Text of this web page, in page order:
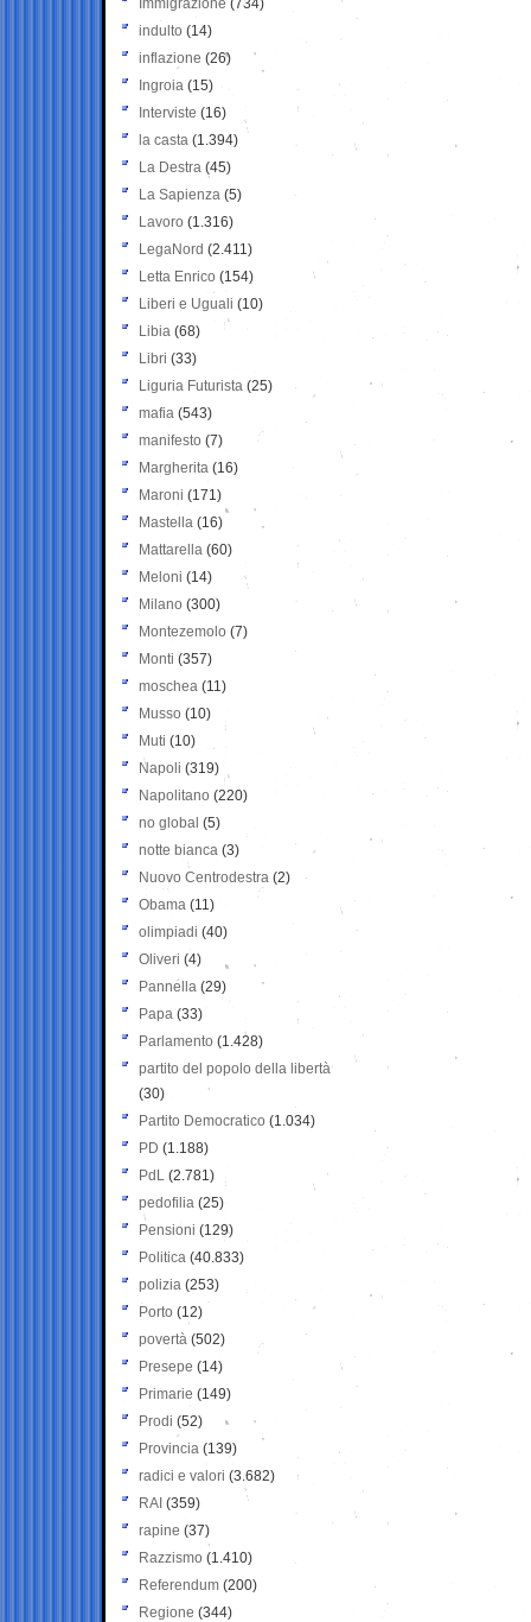
Immigrazione (734)
indulto (14)
inflazione (26)
Ingroia (15)
Interviste (16)
la casta (1.394)
La Destra (45)
La Sapienza (5)
Lavoro (1.316)
LegaNord (2.411)
Letta Enrico (154)
Liberi e Uguali (10)
Libia (68)
Libri (33)
Liguria Futurista (25)
mafia (543)
manifesto (7)
Margherita (16)
Maroni (171)
Mastella (16)
Mattarella (60)
Meloni (14)
Milano (300)
Montezemolo (7)
Monti (357)
moschea (11)
Musso (10)
Muti (10)
Napoli (319)
Napolitano (220)
no global (5)
notte bianca (3)
Nuovo Centrodestra (2)
Obama (11)
olimpiadi (40)
Oliveri (4)
Pannella (29)
Papa (33)
Parlamento (1.428)
partito del popolo della libertà
(30)
Partito Democratico (1.034)
PD (1.188)
PdL (2.781)
pedofilia (25)
Pensioni (129)
Politica (40.833)
polizia (253)
Porto (12)
povertà (502)
Presepe (14)
Primarie (149)
Prodi (52)
Provincia (139)
radici e valori (3.682)
RAI (359)
rapine (37)
Razzismo (1.410)
Referendum (200)
Regione (344)